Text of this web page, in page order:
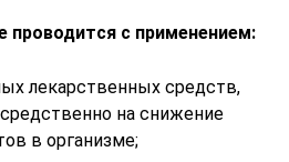
проводится с применением:
лекарственных средств,
на снижение
в организме;